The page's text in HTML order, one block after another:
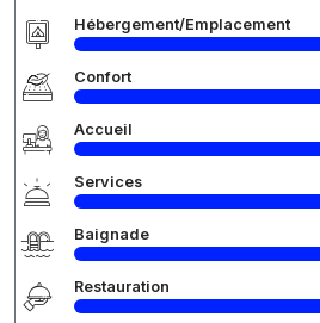
Hébergement/Emplacement
Confort
Accueil
Services
Baignade
Restauration